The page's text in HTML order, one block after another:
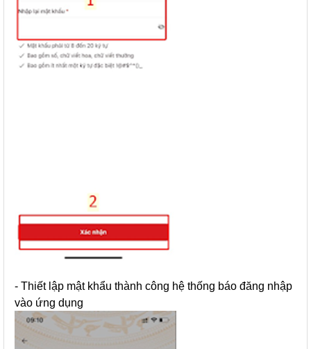
- Thiết lập mật khẩu thành công hệ thống báo đăng nhập
vào ứng dụng